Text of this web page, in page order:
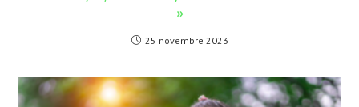
»
25 novembre 2023